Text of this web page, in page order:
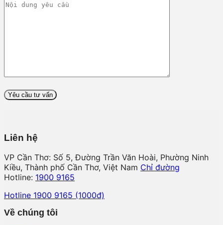
Liên hệ
VP Cần Thơ: Số 5, Đường Trần Văn Hoài, Phường Ninh
Kiều, Thành phố Cần Thơ, Việt Nam Chỉ đường
Hotline: 1900 9165
Hotline 1900 9165 (1000đ)
Về chúng tôi